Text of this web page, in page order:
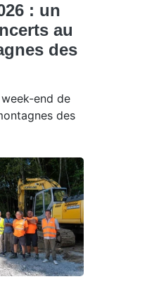
: un
au
des
end de
des